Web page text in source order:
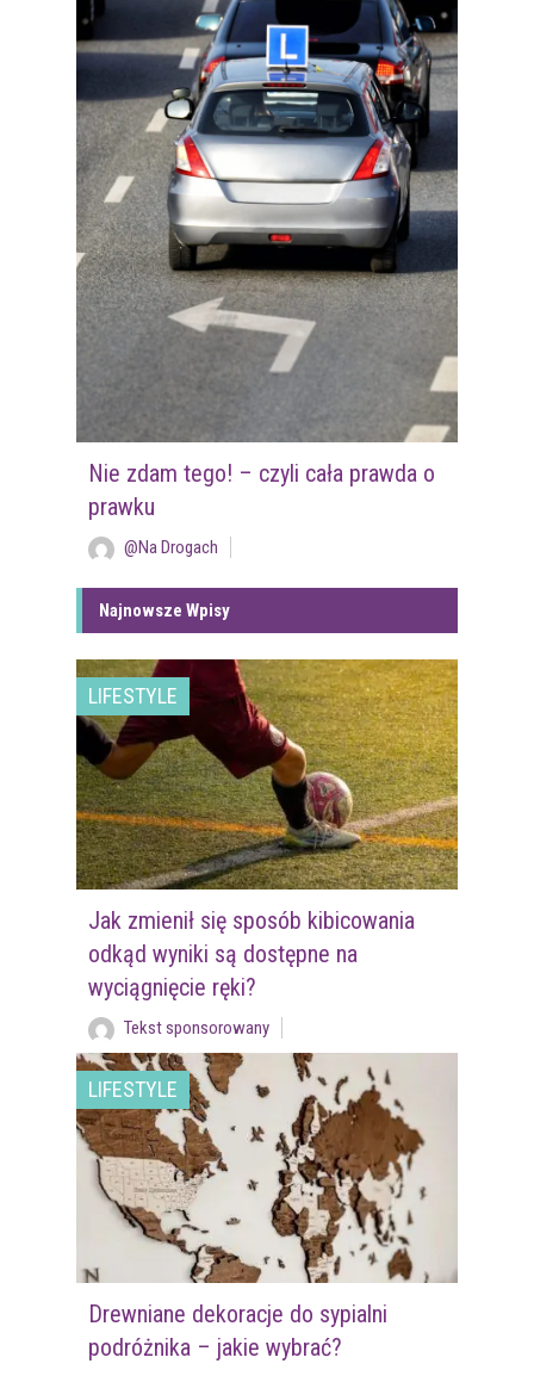
Nie zdam tego! – czyli cała prawda o
prawku
@Na Drogach
Najnowsze Wpisy
LIFESTYLE
Jak zmienił się sposób kibicowania
odkąd wyniki są dostępne na
wyciągnięcie ręki?
Tekst sponsorowany
LIFESTYLE
Drewniane dekoracje do sypialni
podróżnika – jakie wybrać?